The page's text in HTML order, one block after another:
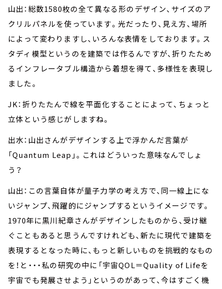
山出：総数1580枚の全て異なる形のデザイン、サイズのア
クリルパネルを使っています。光だったり、見え方、場所
によって変わりますし、いろんな表情をしております。ス
タディ模型というのを建築では作るんですが、折りたため
るインフレータブル構造から着想を得て、多様性を表現し
ました。
JK：折りたたんで線を平面化することによって、ちょっと
立体という感じがしますね。
出水：山出さんがデザインする上で浮かんだ言葉が
「Quantum Leap」。これはどういった意味なんでしょ
う？
山出：この言葉自体が量子力学の考え方で、同一線上にな
いジャンプ、飛躍的にジャンプするというイメージです。
1970年に黒川紀章さんがデザインしたものから、受け継
ぐこともあると思うんですけれども、新たに現代で建築を
表現するとなった時に、もっと新しいものを挑戦的なもの
を！と・・・私の研究の中に「宇宙QOL＝Quality of Lifeを
宇宙でも発展させよう」というのがあって、今はすごく機